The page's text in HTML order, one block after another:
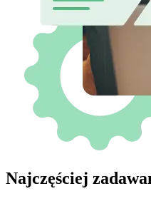
Najczęściej